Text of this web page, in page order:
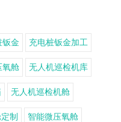
钣金 充电桩钣金加工
氧舱 无人机巡检机库
无人机巡检机舱
制 智能微压氧舱